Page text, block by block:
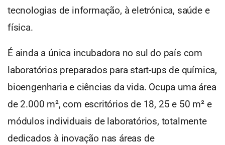
tecnologias de informação, à eletrónica, saúde e
física.
É ainda a única incubadora no sul do país com
laboratórios preparados para start-ups de química,
bioengenharia e ciências da vida. Ocupa uma área
de 2.000 m², com escritórios de 18, 25 e 50 m² e
módulos individuais de laboratórios, totalmente
dedicados à inovação nas áreas de